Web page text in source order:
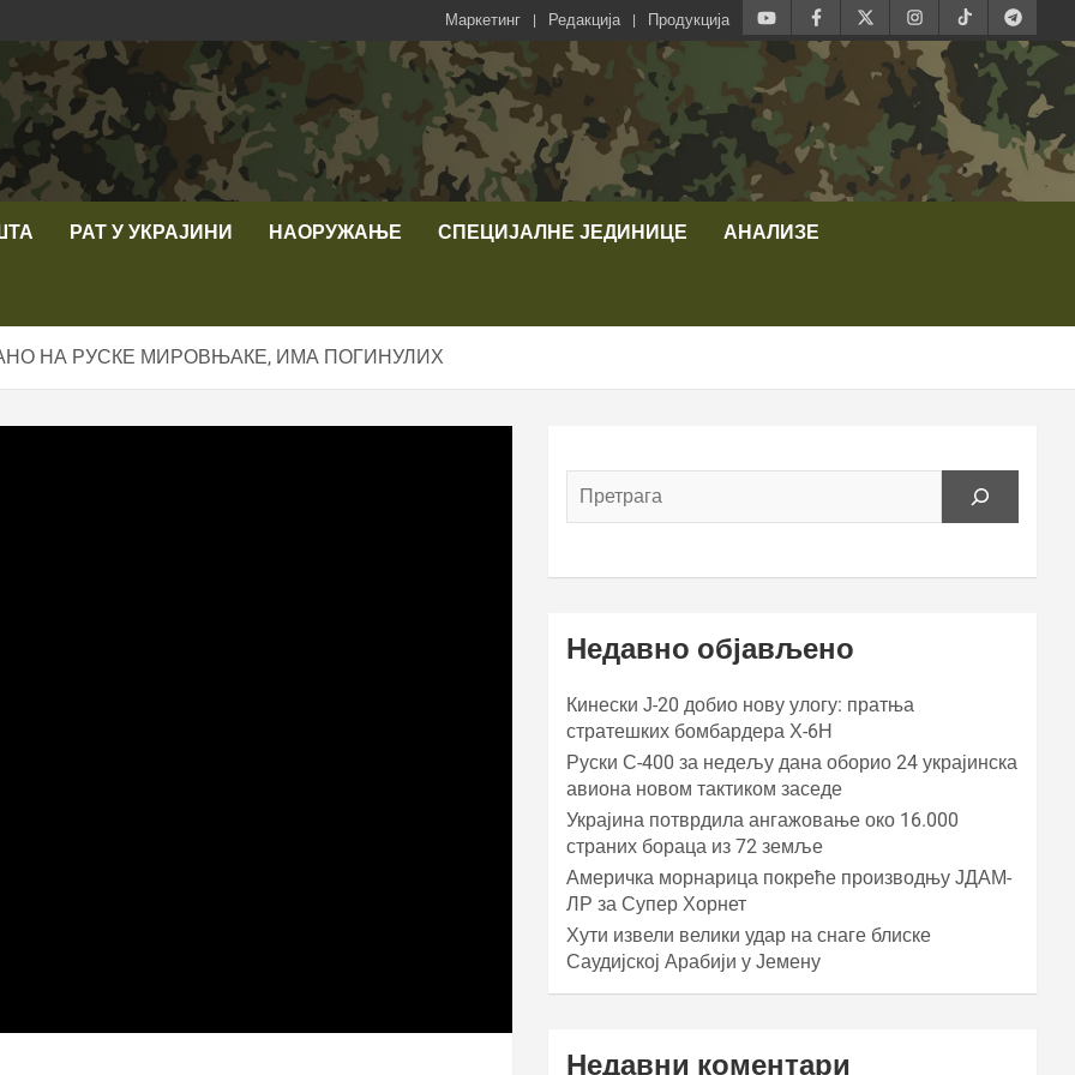
Маркетинг Редакција Продукција
РАТ У УКРАЈИНИ НАОРУЖАЊЕ СПЕЦИЈАЛНЕ ЈЕДИНИЦЕ АНАЛИЗЕ
НА РУСКЕ МИРОВЊАКЕ, ИМА ПОГИНУЛИХ
Недавно објављено
Кинески Ј-20 добио нову улогу: пратња
стратешких бомбардера Х-6Н
Руски С-400 за недељу дана оборио 24 украјинска
авиона новом тактиком заседе
Украјина потврдила ангажовање око 16.000
страних бораца из 72 земље
Америчка морнарица покреће производњу ЈДАМ-
ЛР за Супер Хорнет
Хути извели велики удар на снаге блиске
Саудијској Арабији у Јемену
Недавни коментари